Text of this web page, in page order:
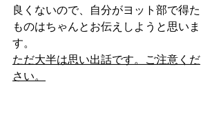
良くないので、自分がヨット部で得た
ものはちゃんとお伝えしようと思いま
す。
ただ大半は思い出話です。ご注意くだ
さい。